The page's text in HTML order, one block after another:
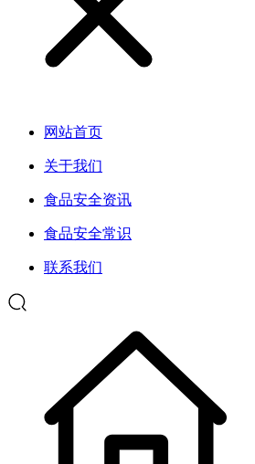
网站首页
关于我们
食品安全资讯
食品安全常识
联系我们